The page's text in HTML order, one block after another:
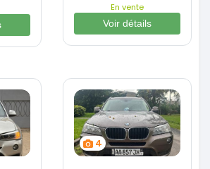
En vente
Voir détails
4